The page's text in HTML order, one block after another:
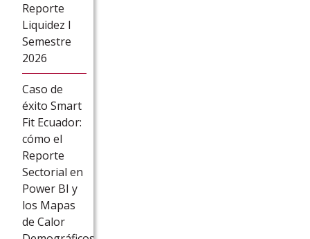
Reporte
Liquidez I
Semestre
2026
Caso de
éxito Smart
Fit Ecuador:
cómo el
Reporte
Sectorial en
Power BI y
los Mapas
de Calor